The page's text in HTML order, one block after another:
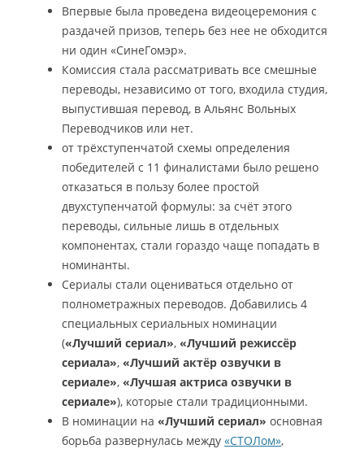
Впервые была проведена видеоцеремония с
раздачей призов, теперь без нее не обходится
ни один «СинеГомэр».
Комиссия стала рассматривать все смешные
переводы, независимо от того, входила студия,
выпустившая перевод, в Альянс Вольных
Переводчиков или нет.
от трёхступенчатой схемы определения
победителей с 11 финалистами было решено
отказаться в пользу более простой
двухступенчатой формулы: за счёт этого
переводы, сильные лишь в отдельных
компонентах, стали гораздо чаще попадать в
номинанты.
Сериалы стали оцениваться отдельно от
полнометражных переводов. Добавились 4
специальных сериальных номинации
(«Лучший сериал», «Лучший режиссёр
сериала», «Лучший актёр озвучки в
сериале», «Лучшая актриса озвучки в
сериале»), которые стали традиционными.
В номинации на «Лучший сериал» основная
борьба развернулась между «СТОЛом»,